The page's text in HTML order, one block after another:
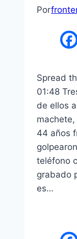
Por
Spread
01:48
de ellos
44 años
teléfono
grabado
es…